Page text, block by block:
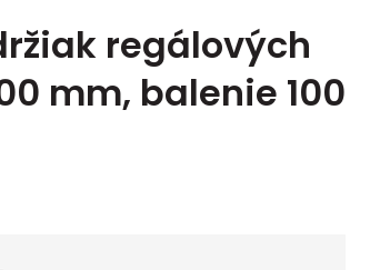
regálových
mm, balenie 100